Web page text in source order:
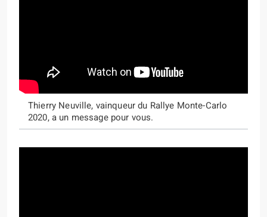
Thierry Neuville, vainqueur du Rallye Monte-Carlo
2020, a un message pour vous.